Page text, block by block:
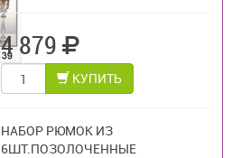
4 879
КУПИТЬ
НАБОР РЮМОК ИЗ
6ШТ.ПОЗОЛОЧЕННЫЕ